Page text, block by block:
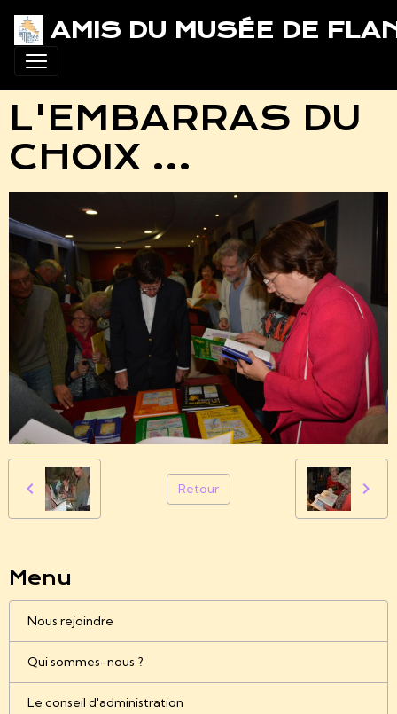
AMIS DU MUSÉE DE
L'EMBARRAS DU
CHOIX ...
Retour
Menu
Nous rejoindre
Qui sommes-nous ?
Le conseil d'administration